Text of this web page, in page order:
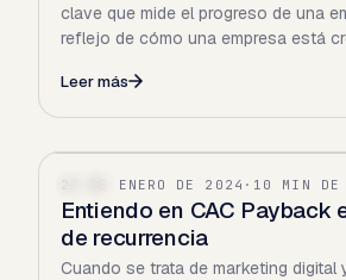
clave que mide el progreso de una
reflejo de cómo una empresa está
Leer más
23 DE ENERO DE 2024 · 10 MIN DE
Entiendo en CAC Payback
de recurrencia
Cuando se trata de marketing digital